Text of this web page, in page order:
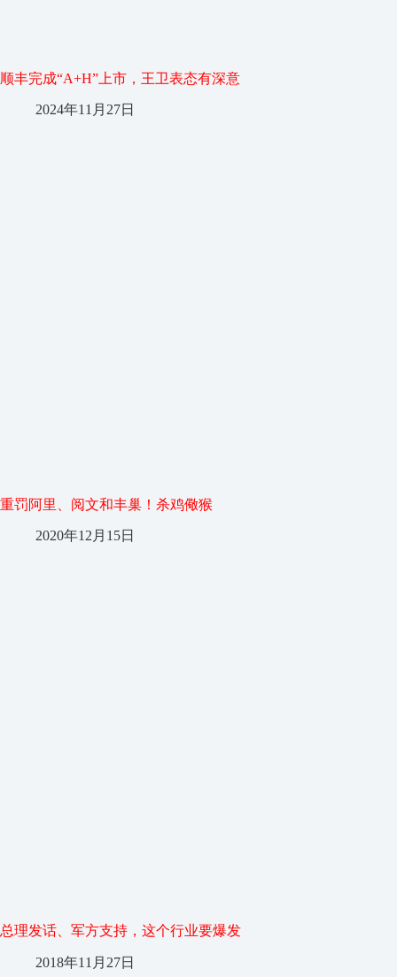
顺丰完成“A+H”上市，王卫表态有深意
2024年11月27日
重罚阿里、阅文和丰巢！杀鸡儆猴
2020年12月15日
总理发话、军方支持，这个行业要爆发
2018年11月27日